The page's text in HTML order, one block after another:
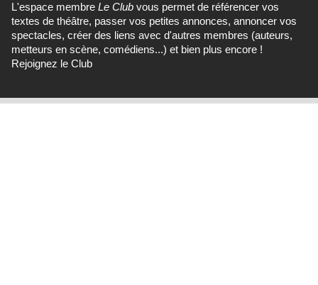
L'espace membre Le Club vous permet de référencer vos
textes de théâtre, passer vos petites annonces, annoncer vos
spectacles, créer des liens avec d'autres membres (auteurs,
metteurs en scène, comédiens...) et bien plus encore !
Rejoignez le Club